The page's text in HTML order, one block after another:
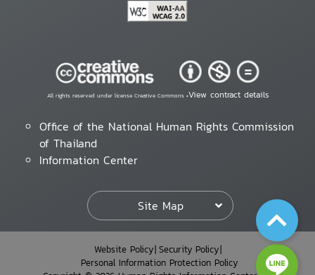
All rights reserved under license Creative Commons •View contract details
Office of the National Human Rights Commission
of Thailand
Information Center
Site Map
Website Policy Security Policy
Personal Information Protection Policy